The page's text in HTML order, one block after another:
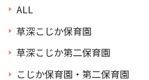
ALL
草深こじか保育園
草深こじか第二保育園
こじか保育園・第二保育園